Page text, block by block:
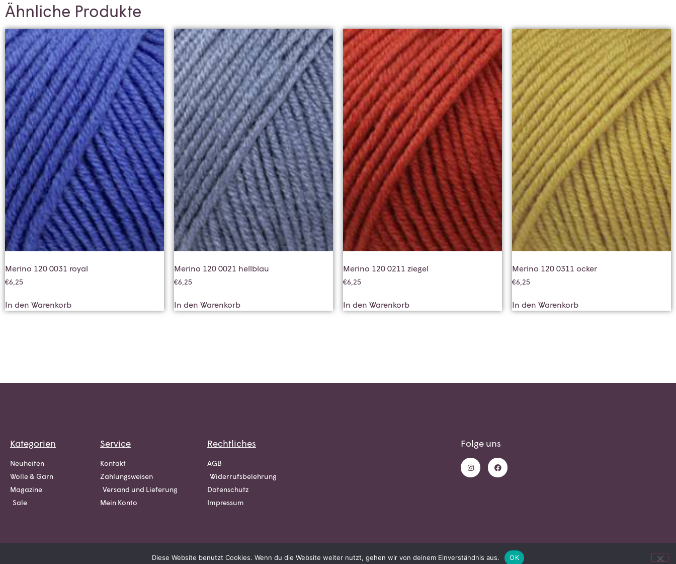
Ähnliche Produkte
Merino 120 0031 royal
€6,25
In den Warenkorb
Merino 120 0021 hellblau
€6,25
In den Warenkorb
Merino 120 0211 ziegel
€6,25
In den Warenkorb
Merino 120 0311 ocker
€6,25
In den Warenkorb
Kategorien
Neuheiten
Wolle & Garn
Magazine
Sale
Service
Kontakt
Zahlungsweisen
Versand und Lieferung
Mein Konto
Rechtliches
AGB
Widerrufsbelehrung
Datenschutz
Impressum
Folge uns
Diese Website benutzt Cookies. Wenn du die Website weiter nutzt, gehen wir von deinem Einverständnis aus. OK